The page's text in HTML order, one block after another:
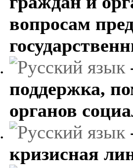
вопросам
поддержка,
органов
кризисная